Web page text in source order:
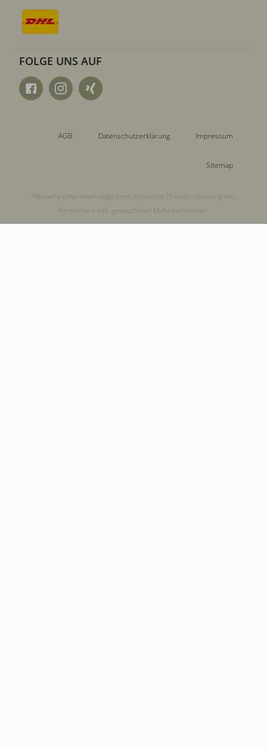
FOLGE UNS AUF
AGB Datenschutzerklärung Impressum
Sitemap
*Aktuelle oder ehemalige unverbindliche Preisempfehlung des
Herstellers inkl. gesetzlicher Mehrwertsteuer.